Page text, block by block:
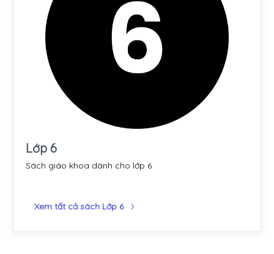
Lớp 6
Sách giáo khoa dành cho lớp 6
Xem tất cả sách Lớp 6